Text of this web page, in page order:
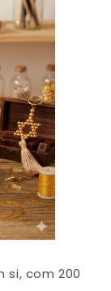
si, com 200